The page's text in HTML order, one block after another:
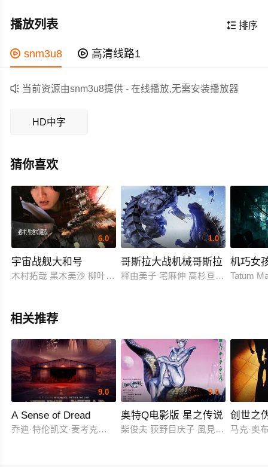
品。
定的看点，在演员表现和剧情架构上也都有不错的亮点，
剧情紧凑，角色塑造鲜明，适合喜欢科幻类电影的观众观
看。
 排序
播放列表
 snm3u8  高清线路1
 当前资源由snm3u8提供 - 在线播放,无需安装播放器
HD中字
猜你喜欢
6.0
宇宙战舰大和号
木村拓哉 黑木美沙 柳叶敏郎 绪形直人 西田敏行 高岛礼子 堤真
1.0
哥斯拉大战机械哥斯拉
释由美子 宅麻伸 高杉亘 友井雄亮
机巧女
Tatum
相关推荐
9.0
A Sense of Dread
乔迪·特伦凯文·麦考克尔虹膜
9.0
奥特Q电影版 星之传说
柴俊夫 荻野目庆子 風見しんご
创世之
马克·奥